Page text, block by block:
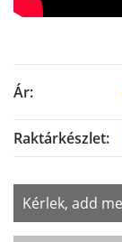
Ár:
Raktárkészlet:
Kérlek, add